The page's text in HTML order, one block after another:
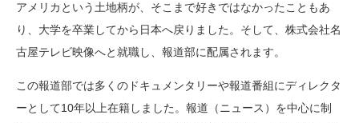
アメリカという土地柄が、そこまで好きではなかったこともあ
り、大学を卒業してから日本へ戻りました。そして、株式会社名
古屋テレビ映像へと就職し、報道部に配属されます。
この報道部では多くのドキュメンタリーや報道番組にディレクタ
ーとして10年以上在籍しました。報道（ニュース）を中心に制